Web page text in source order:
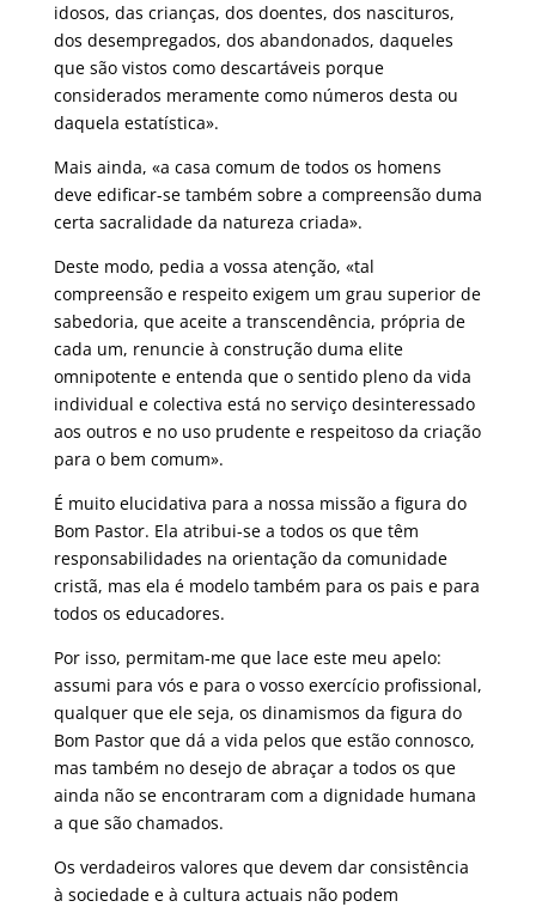
idosos, das crianças, dos doentes, dos nascituros,
dos desempregados, dos abandonados, daqueles
que são vistos como descartáveis porque
considerados meramente como números desta ou
daquela estatística».
Mais ainda, «a casa comum de todos os homens
deve edificar-se também sobre a compreensão duma
certa sacralidade da natureza criada».
Deste modo, pedia a vossa atenção, «tal
compreensão e respeito exigem um grau superior de
sabedoria, que aceite a transcendência, própria de
cada um, renuncie à construção duma elite
omnipotente e entenda que o sentido pleno da vida
individual e colectiva está no serviço desinteressado
aos outros e no uso prudente e respeitoso da criação
para o bem comum».
É muito elucidativa para a nossa missão a figura do
Bom Pastor. Ela atribui-se a todos os que têm
responsabilidades na orientação da comunidade
cristã, mas ela é modelo também para os pais e para
todos os educadores.
Por isso, permitam-me que lace este meu apelo:
assumi para vós e para o vosso exercício profissional,
qualquer que ele seja, os dinamismos da figura do
Bom Pastor que dá a vida pelos que estão connosco,
mas também no desejo de abraçar a todos os que
ainda não se encontraram com a dignidade humana
a que são chamados.
Os verdadeiros valores que devem dar consistência
à sociedade e à cultura actuais não podem